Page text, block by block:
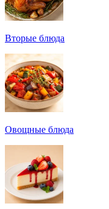
Вторые блюда
Овощные блюда